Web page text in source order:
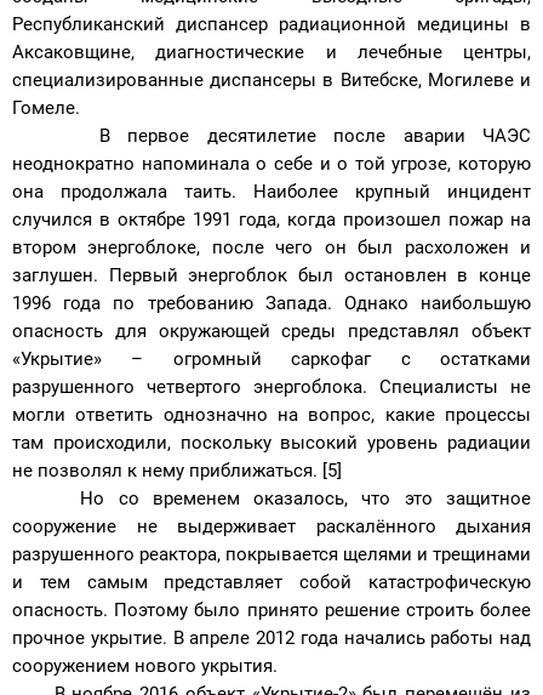
Республиканский диспансер радиационной медицины в
Аксаковщине, диагностические и лечебные центры,
специализированные диспансеры в Витебске, Могилеве и
Гомеле.
В первое десятилетие после аварии ЧАЭС
неоднократно напоминала о себе и о той угрозе, которую
она продолжала таить. Наиболее крупный инцидент
случился в октябре 1991 года, когда произошел пожар на
втором энергоблоке, после чего он был расхоложен и
заглушен. Первый энергоблок был остановлен в конце
1996 года по требованию Запада. Однако наибольшую
опасность для окружающей среды представлял объект
«Укрытие» – огромный саркофаг с остатками
разрушенного четвертого энергоблока. Специалисты не
могли ответить однозначно на вопрос, какие процессы
там происходили, поскольку высокий уровень радиации
не позволял к нему приближаться. [5]
Но со временем оказалось, что это защитное
сооружение не выдерживает раскалённого дыхания
разрушенного реактора, покрывается щелями и трещинами
и тем самым представляет собой катастрофическую
опасность. Поэтому было принято решение строить более
прочное укрытие. В апреле 2012 года начались работы над
сооружением нового укрытия.